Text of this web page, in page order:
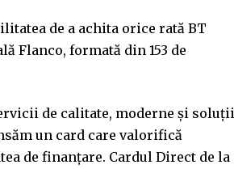
de a achita orice rată BT
Flanco, formată din 153 de
de calitate, moderne și soluții
un card care valorifică
de finanțare. Cardul Direct de la